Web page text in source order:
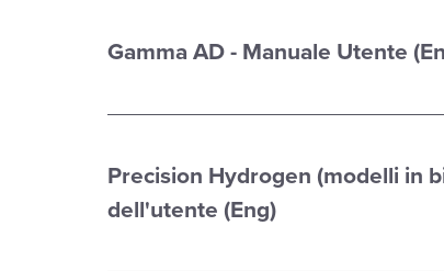
Gamma AD - Manuale Utente
Precision Hydrogen (modelli in
dell'utente (Eng)